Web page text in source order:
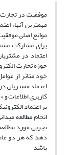
موفقیت در
مهمترین آنها،
موانع اصلی
برای مشارکت
اعتماد در
حوزه تجارت
خود متاثر از
اعتماد مشتریان
کاربری اطلاعات و
بر اعتماد
انجام مطالعه
تجربی مورد
دهد که هر دو
باشد